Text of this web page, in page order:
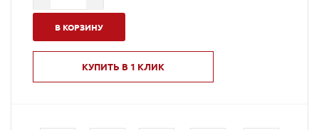
В КОРЗИНУ
КУПИТЬ В 1 КЛИК